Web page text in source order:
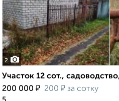
2
Участок 12 сот.,
200 000 ₽ 200 ₽ за сотку